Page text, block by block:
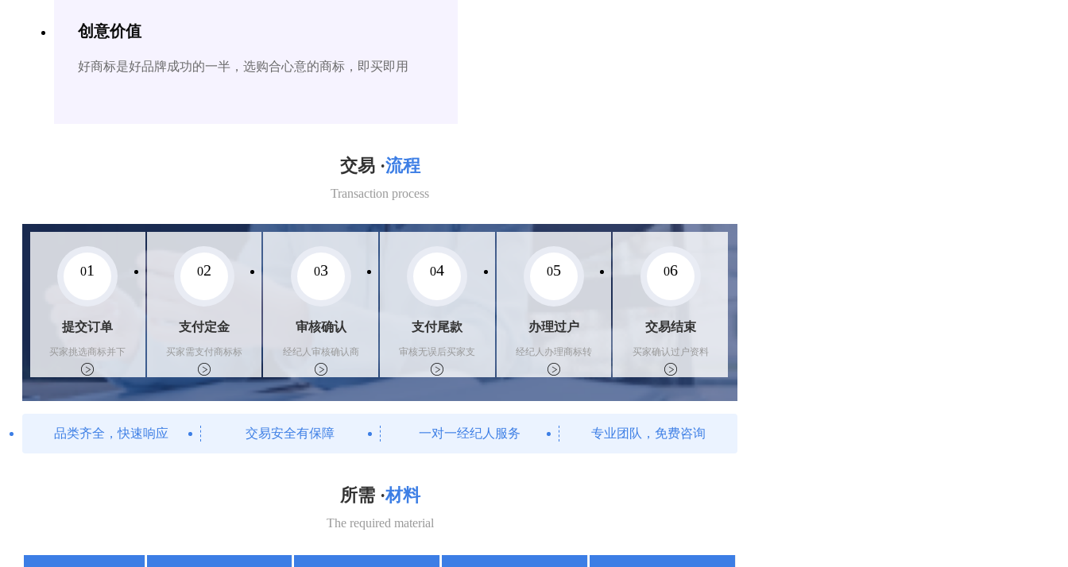
创意价值
好商标是好品牌成功的一半，选购合心意的商标，即买即用
交易 ·流程
Transaction process
01
提交订单
买家挑选商标并下
单
02
支付定金
买家需支付商标标
价的10%的购买订
金
03
审核确认
经纪人审核确认商
标状态
04
支付尾款
审核无误后买家支
付尾款，卖家办理
相关手续
05
办理过户
经纪人办理商标转
让手续，交付相关
证书
06
交易结束
买家确认过户资料
后，平台解冻资金
支付卖家
品类齐全，快速响应 交易安全有保障 一对一经纪人服务 专业团队，免费咨询
所需 ·材料
The required material